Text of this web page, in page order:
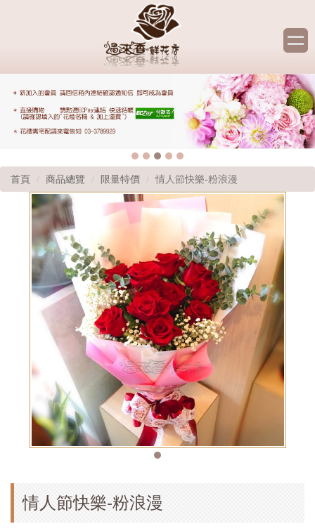
首頁 商品總覽 限量特價 情人節快樂-粉浪漫
情人節快樂-粉浪漫